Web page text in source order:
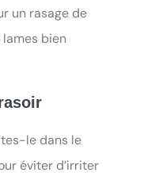
un rasage de
bien
le dans le
éviter d’irriter